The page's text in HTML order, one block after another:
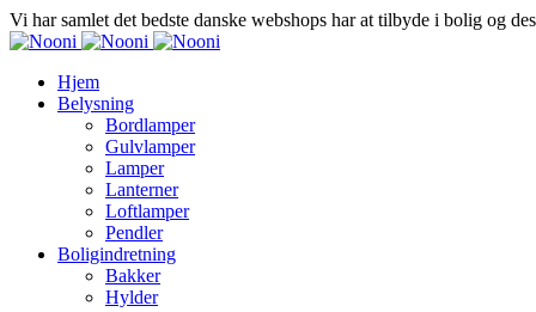
Vi har samlet det bedste danske webshops har at tilbyde i bolig og
Hjem
Belysning
Bordlamper
Gulvlamper
Lamper
Lanterner
Loftlamper
Pendler
Boligindretning
Bakker
Hylder